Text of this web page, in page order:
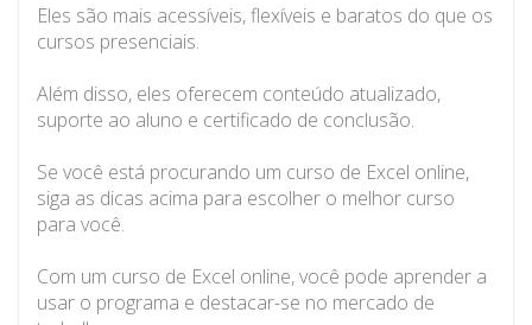
Eles são mais acessíveis, flexíveis e baratos do que os
cursos presenciais.
Além disso, eles oferecem conteúdo atualizado,
suporte ao aluno e certificado de conclusão.
Se você está procurando um curso de Excel online,
siga as dicas acima para escolher o melhor curso
para você.
Com um curso de Excel online, você pode aprender a
usar o programa e destacar-se no mercado de